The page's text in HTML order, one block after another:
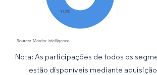
Imagem © Mordor Intelligence. O reuso requer
Nota: As participações de todos os
estão disponíveis mediante